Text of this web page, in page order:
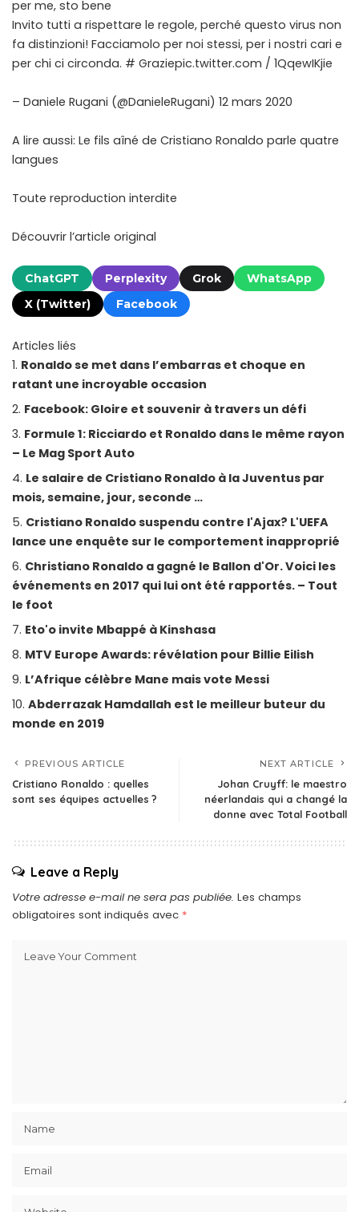
per me, sto bene
Invito tutti a rispettare le regole, perché questo virus non
fa distinzioni! Facciamolo per noi stessi, per i nostri cari e
per chi ci circonda. # Graziepic.twitter.com / 1QqewIKjie
– Daniele Rugani (@DanieleRugani) 12 mars 2020
A lire aussi: Le fils aîné de Cristiano Ronaldo parle quatre
langues
Toute reproduction interdite
Découvrir l’article original
ChatGPT Perplexity Grok
WhatsApp
X (Twitter)
Facebook
Articles liés
Ronaldo se met dans l’embarras et choque en
ratant une incroyable occasion
Facebook: Gloire et souvenir à travers un défi
Formule 1: Ricciardo et Ronaldo dans le même rayon
– Le Mag Sport Auto
Le salaire de Cristiano Ronaldo à la Juventus par
mois, semaine, jour, seconde …
Cristiano Ronaldo suspendu contre l'Ajax? L'UEFA
lance une enquête sur le comportement inapproprié
Christiano Ronaldo a gagné le Ballon d'Or. Voici les
événements en 2017 qui lui ont été rapportés. – Tout
le foot
Eto'o invite Mbappé à Kinshasa
MTV Europe Awards: révélation pour Billie Eilish
L’Afrique célèbre Mane mais vote Messi
Abderrazak Hamdallah est le meilleur buteur du
monde en 2019
PREVIOUS ARTICLE
Cristiano Ronaldo : quelles
sont ses équipes actuelles ?
NEXT ARTICLE
Johan Cruyff: le maestro
néerlandais qui a changé la
donne avec Total Football
Leave a Reply
Votre adresse e-mail ne sera pas publiée. Les champs
obligatoires sont indiqués avec *